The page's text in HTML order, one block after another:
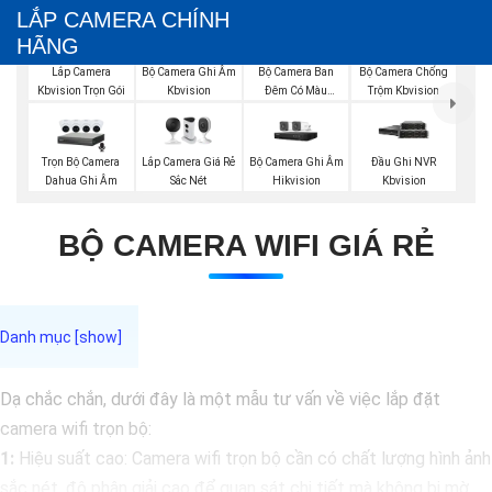
LẮP CAMERA CHÍNH
HÃNG
Lắp Camera
Kbvision Trọn Gói
Bộ Camera Ghi Âm
Kbvision
Bộ Camera Ban
Đêm Có Màu
Bộ Camera Chống
Trộm Kbvision
Trọn Bộ Camera
Dahua Ghi Âm
Lắp Camera Giá Rẻ
Sắc Nét
Bộ Camera Ghi Âm
Hikvision
Đầu Ghi NVR
Kbvision
BỘ CAMERA WIFI GIÁ RẺ
Dạ chắc chắn, dưới đây là một mẫu tư vấn về việc lắp đặt
camera wifi trọn bộ:
1: Hiệu suất cao: Camera wifi trọn bộ cần có chất lượng hình ảnh